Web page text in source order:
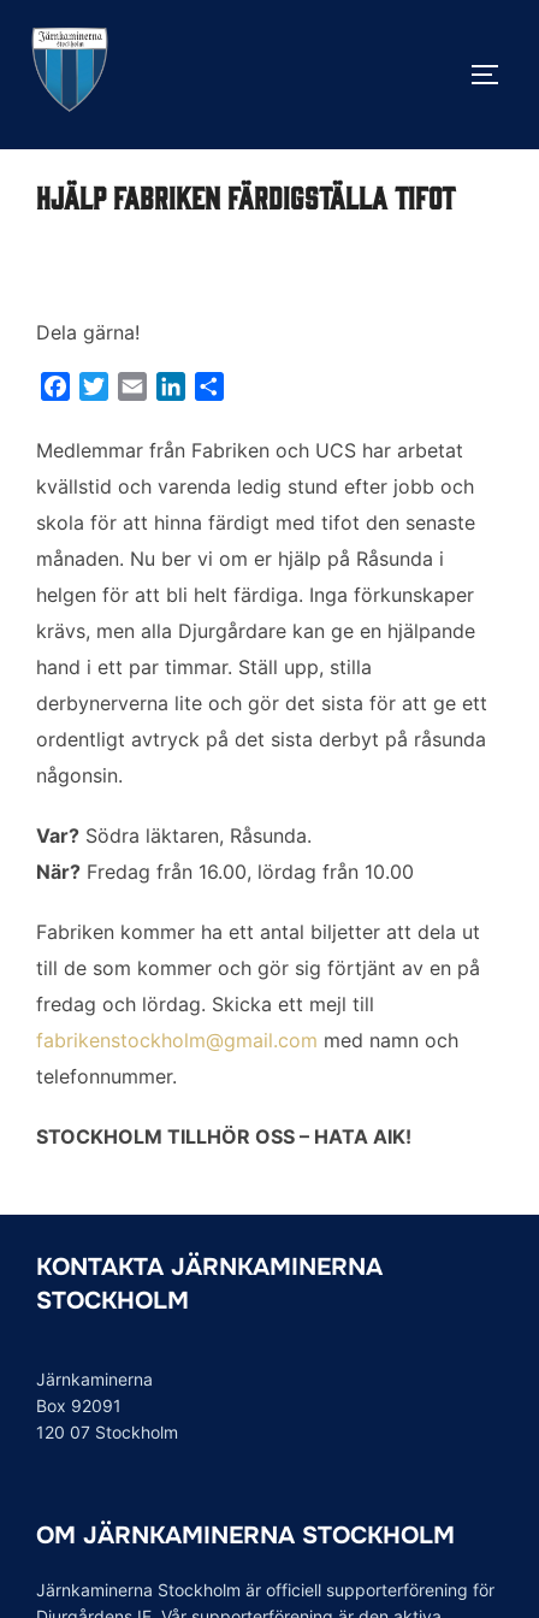
innehåll
Hjälp Fabriken färdigställa tifot
Dela gärna!
c
b
o
o
k
i
t
e
r
a
l
n
e
d
I
n
l
Medlemmar från Fabriken och UCS har arbetat
kvällstid och varenda ledig stund efter jobb och
skola för att hinna färdigt med tifot den senaste
månaden. Nu ber vi om er hjälp på Råsunda i
helgen för att bli helt färdiga. Inga förkunskaper
krävs, men alla Djurgårdare kan ge en hjälpande
hand i ett par timmar. Ställ upp, stilla
derbynerverna lite och gör det sista för att ge ett
ordentligt avtryck på det sista derbyt på råsunda
någonsin.
Var? Södra läktaren, Råsunda.
När? Fredag från 16.00, lördag från 10.00
Fabriken kommer ha ett antal biljetter att dela ut
till de som kommer och gör sig förtjänt av en på
fredag och lördag. Skicka ett mejl till
fabrikenstockholm@gmail.com med namn och
telefonnummer.
STOCKHOLM TILLHÖR OSS – HATA AIK!
KONTAKTA JÄRNKAMINERNA
STOCKHOLM
Järnkaminerna
Box 92091
120 07 Stockholm
OM JÄRNKAMINERNA STOCKHOLM
Järnkaminerna Stockholm är officiell supporterförening för